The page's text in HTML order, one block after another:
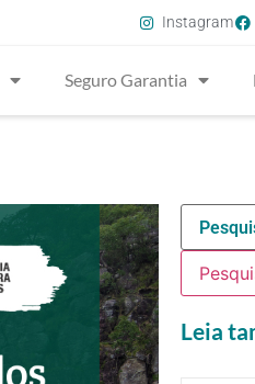
Instagram
Seguro Garantia
Leia